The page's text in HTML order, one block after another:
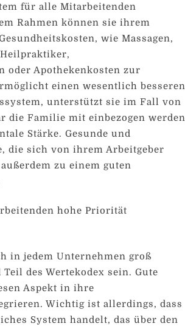
für alle Mitarbeitenden
Rahmen können sie ihrem
wie Massagen,
oder Apothekenkosten zur
einen wesentlich besseren
unterstützt sie im Fall von
die Familie mit einbezogen werden
Stärke. Gesunde und
die sich von ihrem Arbeitgeber
zu einem guten
hohe Priorität
in jedem Unternehmen groß
des Wertekodex sein. Gute
Aspekt in ihre
Wichtig ist allerdings, dass
System handelt, das über den